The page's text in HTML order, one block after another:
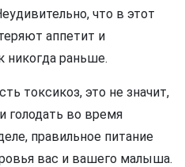
что в этот
аппетит и
никогда раньше.
токсикоз, это не значит,
голодать во время
правильное питание
вас и вашего малыша.